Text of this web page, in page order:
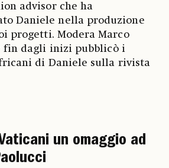
advisor che ha
Daniele nella produzione
progetti. Modera Marco
fin dagli inizi pubblicò i
di Daniele sulla rivista
un omaggio ad